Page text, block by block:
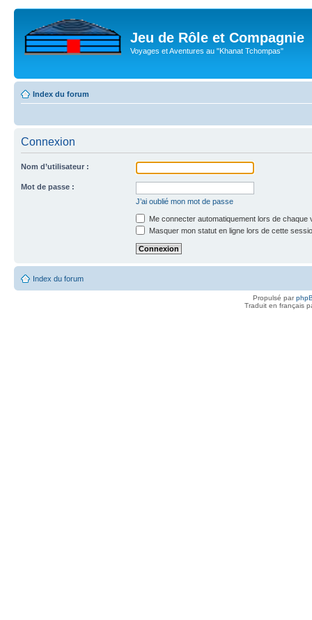
Jeu de Rôle et Compagnie
Voyages et Aventures au "Khanat Tchompas"
Index du forum
Connexion
Nom d’utilisateur :
Mot de passe :
J’ai oublié mon mot de passe
Me connecter automatiquement lors de chaque
Masquer mon statut en ligne lors de cette
Index du forum
Propulsé par
Traduit en français